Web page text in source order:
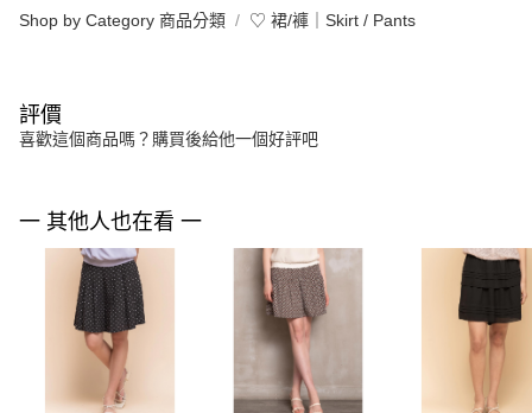
Shop by Category 商品分類 ♡ 裙/褲｜Skirt / Pants
評價
喜歡這個商品嗎？購買後給他一個好評吧
一 其他人也在看 一